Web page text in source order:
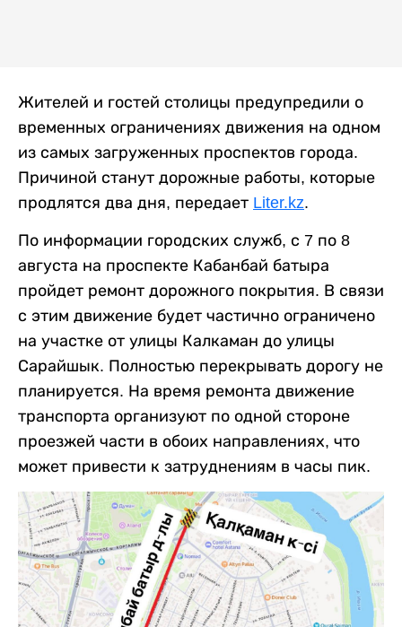
Жителей и гостей столицы предупредили о
временных ограничениях движения на одном
из самых загруженных проспектов города.
Причиной станут дорожные работы, которые
продлятся два дня, передает Liter.kz.
По информации городских служб, с 7 по 8
августа на проспекте Кабанбай батыра
пройдет ремонт дорожного покрытия. В связи
с этим движение будет частично ограничено
на участке от улицы Калкаман до улицы
Сарайшык. Полностью перекрывать дорогу не
планируется. На время ремонта движение
транспорта организуют по одной стороне
проезжей части в обоих направлениях, что
может привести к затруднениям в часы пик.